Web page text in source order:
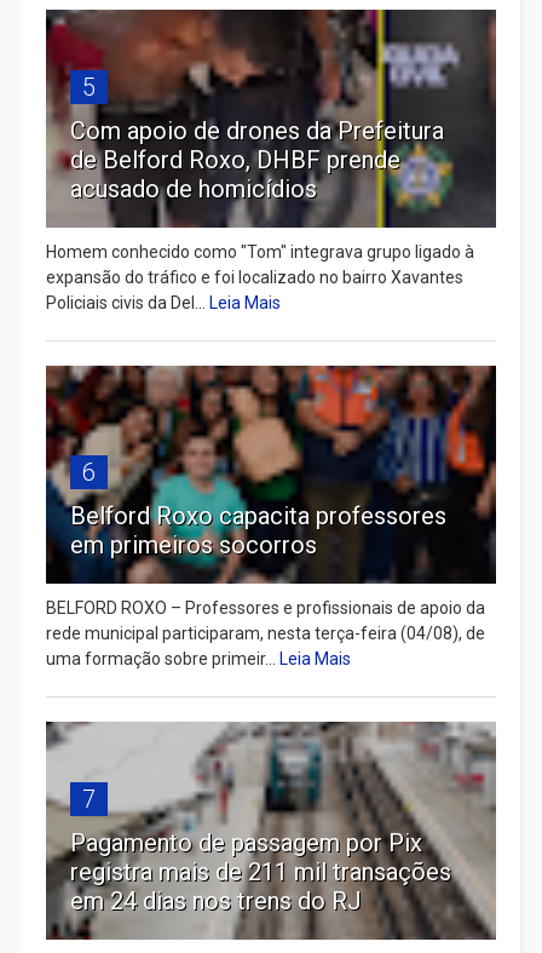
5
Com apoio de drones da Prefeitura
de Belford Roxo, DHBF prende
acusado de homicídios
Homem conhecido como "Tom" integrava grupo ligado à
expansão do tráfico e foi localizado no bairro Xavantes
Policiais civis da Del... Leia Mais
6
Belford Roxo capacita professores
em primeiros socorros
BELFORD ROXO – Professores e profissionais de apoio da
rede municipal participaram, nesta terça-feira (04/08), de
uma formação sobre primeir... Leia Mais
7
Pagamento de passagem por Pix
registra mais de 211 mil transações
em 24 dias nos trens do RJ